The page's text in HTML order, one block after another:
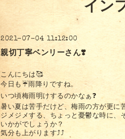
イン
2021-07-04 11:12:00
親切丁寧ベンリーさん❣️
こんにちは🥰
今日も☔️雨降りですね。
いつ頃梅雨明けするのかなぁ❓
暑い夏は苦手だけど、梅雨の方が更に
ジメジメする、ちょっと憂鬱な時に、
いかがでしょうか？
気分も上がります⤴︎⤴︎